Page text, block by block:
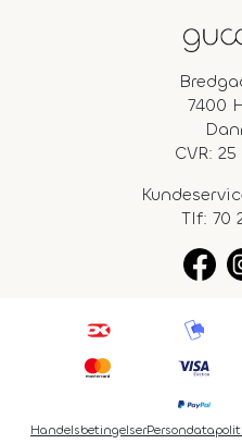
7400
CVR:
Tlf: 70
Handelsbetingelser